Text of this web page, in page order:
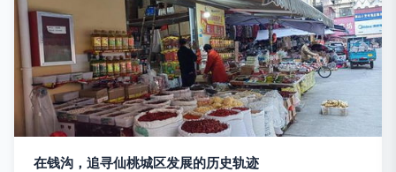
在钱沟，追寻仙桃城区发展的历史轨迹